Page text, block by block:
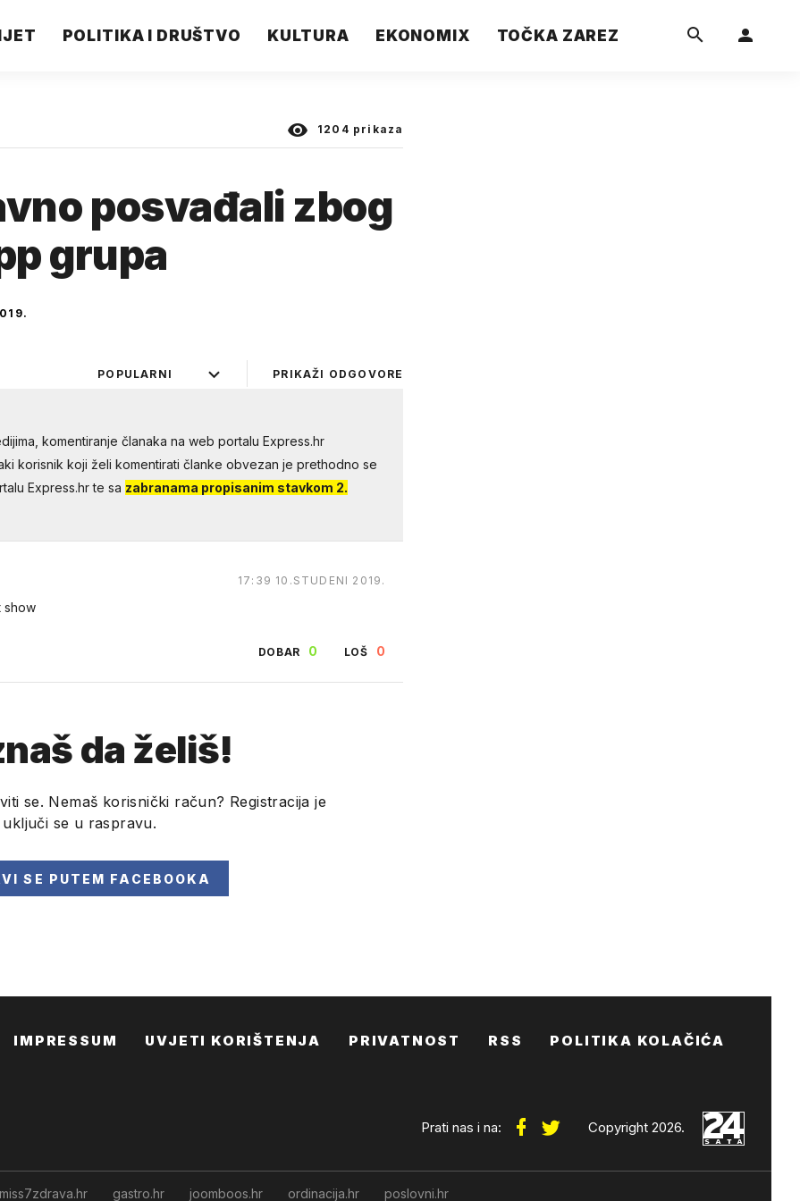
POLITIKA I DRUŠTVO KULTURA EKONOMIX TOČKA ZAREZ
1204 prikaza
posvađali zbog
grupa
PRIKAŽI ODGOVORE
POPULARNI
komentiranje članaka na web portalu Express.hr
korisnik koji želi komentirati članke obvezan je prethodno se
Express.hr te sa zabranama propisanim stavkom 2.
17:39 10.STUDENI 2019.
show
DOBAR 0 LOŠ 0
da želiš!
se. Nemaš korisnički račun? Registracija je
se u raspravu.
SE PUTEM FACEBOOKA
IMPRESSUM UVJETI KORIŠTENJA PRIVATNOST RSS POLITIKA KOLAČIĆA
Prati nas i na: Copyright 2026.
miss7zdrava.hr gastro.hr joomboos.hr ordinacija.hr
poslovni.hr